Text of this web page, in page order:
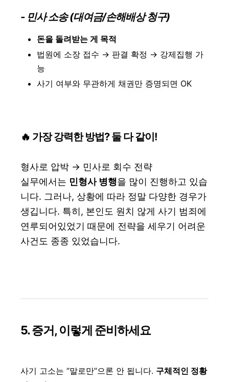
- 민사 소송 (대여금/손해배상 청구)
돈을 돌려받는 게 목적
법원에 소장 접수 → 판결 확정 → 강제집행 가
능
사기 여부와 무관하게 채권만 증명되면 OK
🔥 가장 강력한 방법? 둘 다 같이!
형사로 압박 → 민사로 회수 전략
실무에서는 민형사 병행을 많이 진행하고 있습
니다. 그러나, 상황에 따라 정말 다양한 경우가
생깁니다. 특히, 본인도 원치 않게 사기 범죄에
연루되어있었기 때문에 전략을 세우기 어려운
사건도 종종 있었습니다.
5. 증거, 이렇게 준비하세요
사기 고소는 “말로만”으론 안 됩니다. 구체적인 정황